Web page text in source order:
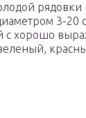
рядовки
3-20
с хорошо